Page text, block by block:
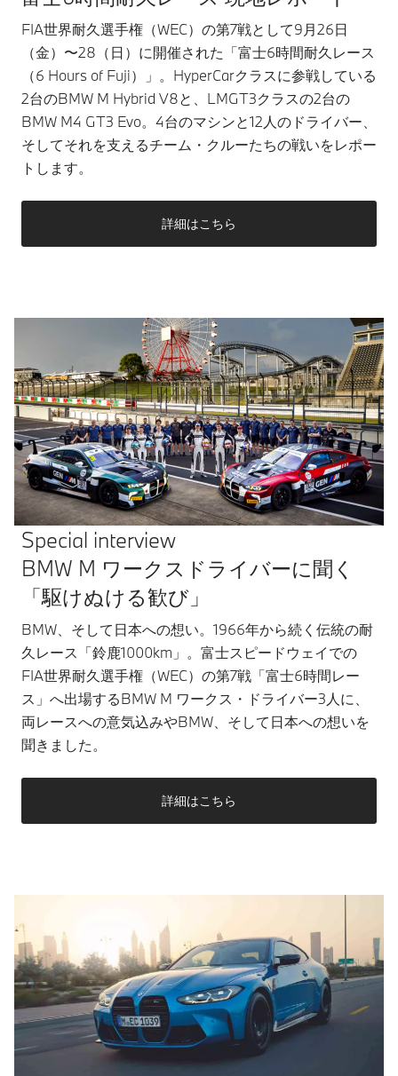
FIA世界耐久選手権（WEC）の第7戦として9月26日
（金）〜28（日）に開催された「富士6時間耐久レース
（6 Hours of Fuji）」。HyperCarクラスに参戦している
2台のBMW M Hybrid V8と、LMGT3クラスの2台の
BMW M4 GT3 Evo。4台のマシンと12人のドライバー、
そしてそれを支えるチーム・クルーたちの戦いをレポー
トします。
詳細はこちら
Special interview
BMW M ワークスドライバーに聞く
「駆けぬける歓び」
BMW、そして日本への想い。1966年から続く伝統の耐
久レース「鈴鹿1000km」。富士スピードウェイでの
FIA世界耐久選手権（WEC）の第7戦「富士6時間レー
ス」へ出場するBMW M ワークス・ドライバー3人に、
両レースへの意気込みやBMW、そして日本への想いを
聞きました。
詳細はこちら